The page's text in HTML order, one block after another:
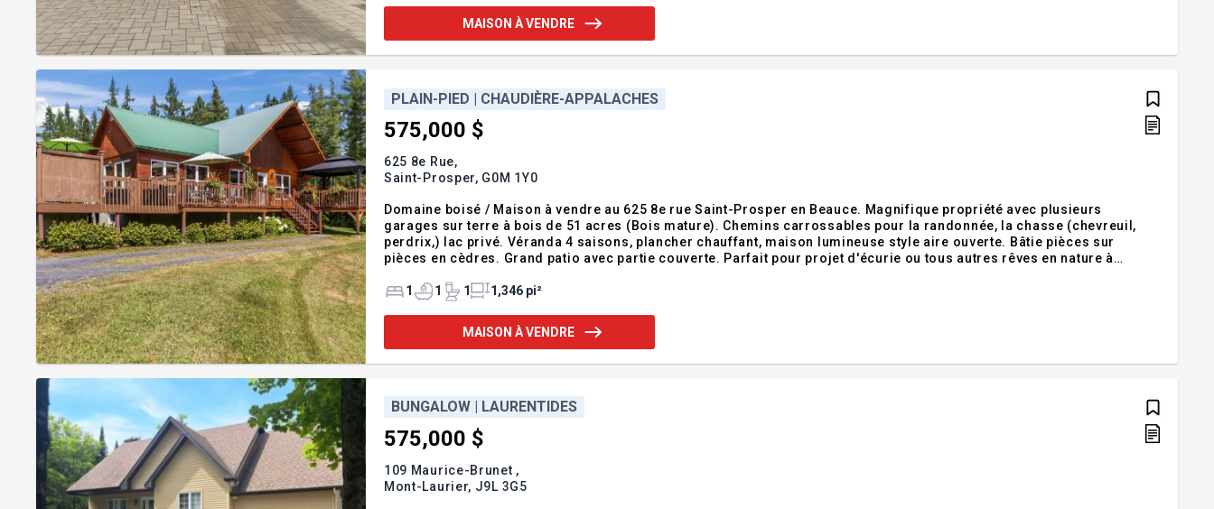
MAISON À VENDRE
PLAIN-PIED | CHAUDIÈRE-APPALACHES
575,000 $
625 8e Rue,
Saint-Prosper, G0M 1Y0
Domaine boisé / Maison à vendre au 625 8e rue Saint-Prosper en Beauce. Magnifique propriété avec plusieurs
garages sur terre à bois de 51 acres (Bois mature). Chemins carrossables pour la randonnée, la chasse (chevreuil,
perdrix,) lac privé. Véranda 4 saisons, plancher chauffant, maison lumineuse style aire ouverte. Bâtie pièces sur
pièces en cèdres. Grand patio avec partie couverte. Parfait pour projet d'écurie ou tous autres rêves en nature à
immobilier Vendirect Inc. 418-226-61
1 1 1 1,346 pi²
MAISON À VENDRE
BUNGALOW | LAURENTIDES
575,000 $
109 Maurice-Brunet ,
Mont-Laurier, J9L 3G5